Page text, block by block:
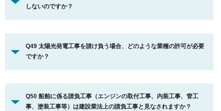
しないのですか？
Q49 太陽光発電工事を請け負う場合、どのような業種の許可が必要
ですか？
Q50 船舶に係る請負工事（エンジンの取付工事、内装工事、管工
事、塗装工事等）は建設業法上の請負工事と見なされますか？